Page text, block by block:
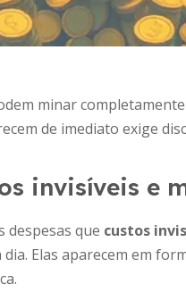
minar
de imediato exige
invisíveis e
despesas que custos
Elas aparecem em